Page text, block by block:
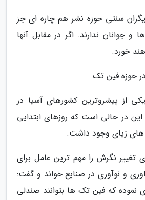
سنتی حوزه نشر هم چاره ای جز
جوانان ندارند. اگر در مقابل آنها
خورد.
حوزه فین تک
از پیشروترین کشورهای آسیا در
در حالی است که روزهای ابتدایی
های زیای وجود داشت.
تغییر نگرش را مهم ترین عامل برای
و نوآوری در صنایع خواند و گفت:
نموده که فین تک ها بتوانند صندلی